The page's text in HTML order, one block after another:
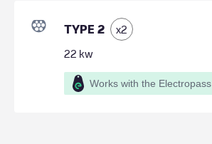
TYPE 2 x2
22 kw
Works with the Electropass